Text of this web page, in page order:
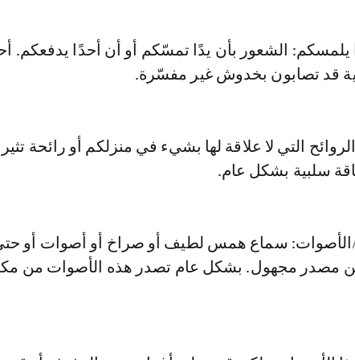
الشعور بأن يدًا تمسّكم أو أن أحدًا يدفعكم.
قد تصابون بخدوش غير مفسّرة.
التي لا علاقة لها بشيء في منزلكم أو رائحة تثير
سلبية بشكل عام.
الأصوات: سماع همس لطيف أو صراخ أو أصوات أو
مصدر مجهول. بشكل عام تصدر هذه الأصوات من